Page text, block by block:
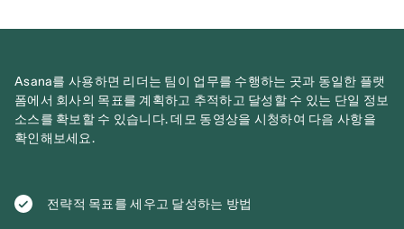
Asana를 사용하면 리더는 팀이 업무를 수행하는 곳과 동일한 플랫
폼에서 회사의 목표를 계획하고 추적하고 달성할 수 있는 단일 정보
소스를 확보할 수 있습니다. 데모 동영상을 시청하여 다음 사항을
확인해보세요.
전략적 목표를 세우고 달성하는 방법